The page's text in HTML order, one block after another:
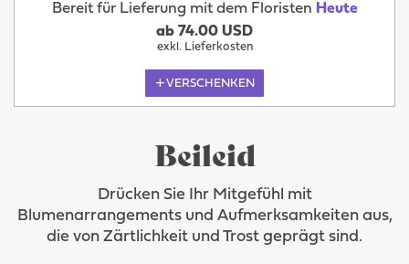
Bereit für Lieferung mit dem Floristen Heute
ab 74.00 USD
exkl. Lieferkosten
VERSCHENKEN
Beileid
Drücken Sie Ihr Mitgefühl mit
Blumenarrangements und Aufmerksamkeiten aus,
die von Zärtlichkeit und Trost geprägt sind.